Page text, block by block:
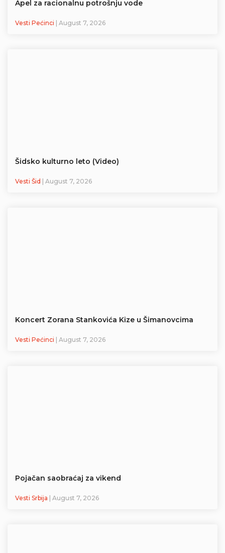
Apel za racionalnu potrošnju vode
Vesti Pećinci | August 7, 2026
Šidsko kulturno leto (Video)
Vesti Šid | August 7, 2026
Koncert Zorana Stankovića Kize u Šimanovcima
Vesti Pećinci | August 7, 2026
Pojačan saobraćaj za vikend
Vesti Srbija | August 7, 2026